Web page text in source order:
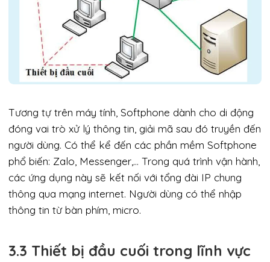
Tương tự trên máy tính, Softphone dành cho di động
đóng vai trò xử lý thông tin, giải mã sau đó truyền đến
người dùng. Có thể kể đến các phần mềm Softphone
phổ biến: Zalo, Messenger,… Trong quá trình vận hành,
các ứng dụng này sẽ kết nối với tổng đài IP chung
thông qua mạng internet. Người dùng có thể nhập
thông tin từ bàn phím, micro.
3.3 Thiết bị đầu cuối trong lĩnh vực